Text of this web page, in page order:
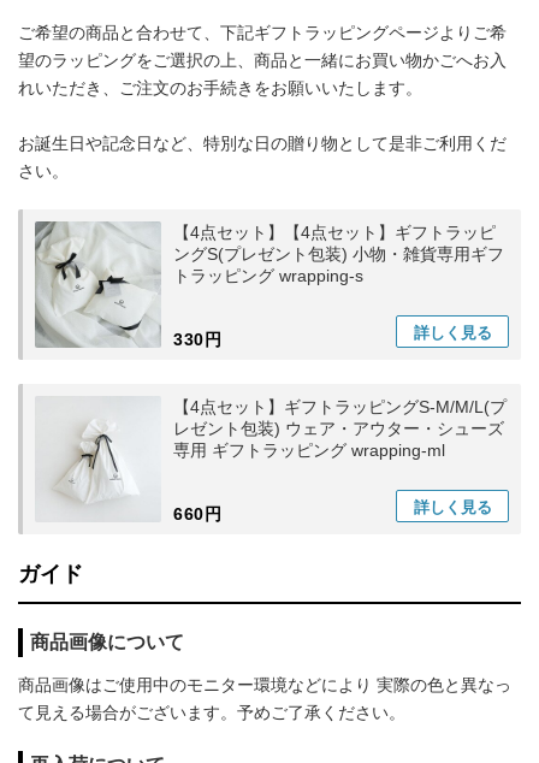
ご希望の商品と合わせて、下記ギフトラッピングページよりご希
望のラッピングをご選択の上、商品と一緒にお買い物かごへお入
れいただき、ご注文のお手続きをお願いいたします。
お誕生日や記念日など、特別な日の贈り物として是非ご利用くだ
さい。
【4点セット】【4点セット】ギフトラッピ
ングS(プレゼント包装) 小物・雑貨専用ギフ
トラッピング wrapping-s
330円 詳しく 見る
【4点セット】ギフトラッピングS-M/M/L(プ
レゼント包装) ウェア・アウター・シューズ
専用 ギフトラッピング wrapping-ml
660円 詳しく 見る
ガイド
商品画像について
商品画像はご使用中のモニター環境などにより 実際の色と異なっ
て見える場合がございます。予めご了承ください。